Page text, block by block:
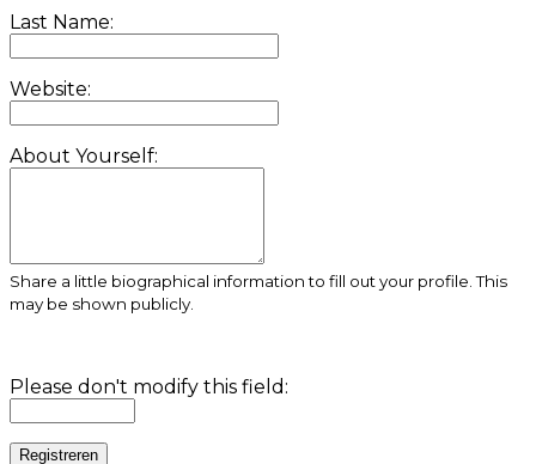
Last Name:
Website:
About Yourself:
Share a little biographical information to fill out your profile. This
may be shown publicly.
Please don't modify this field: